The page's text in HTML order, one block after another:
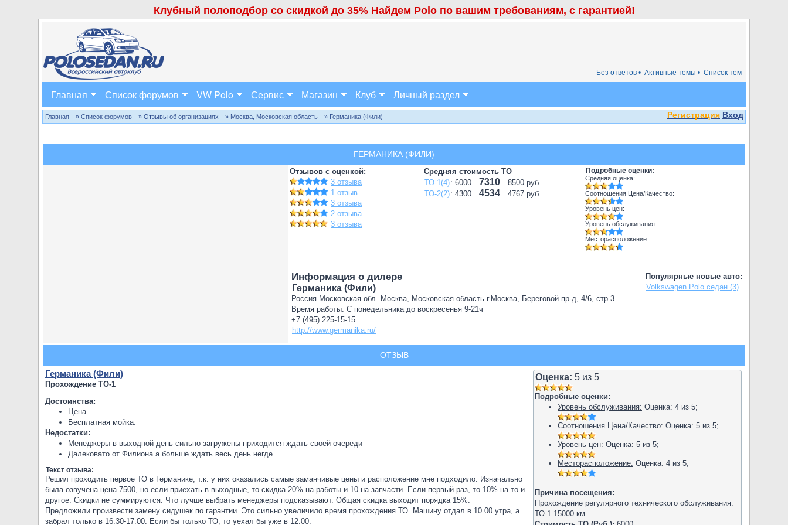
Клубный полоподбор со скидкой до 35% Найдем Polo по вашим требованиям, с гарантией!
Список тем
Активные темы •
Без ответов •
Главная Список форумов VW Polo Сервис Магазин Клуб Личный раздел
Регистрация Вход
Главная » Список форумов » Отзывы об организациях » Москва, Московская область » Германика (Фили)
ГЕРМАНИКА (ФИЛИ)
Отзывов с оценкой:
3 отзыва
1 отзыв
3 отзыва
2 отзыва
3 отзыва
Средняя стоимость ТО
ТО-1(4): 6000...7310...8500 руб.
ТО-2(2): 4300...4534...4767 руб.
Подробные оценки:
Средняя оценка:
Соотношения Цена/Качество:
Уровень цен:
Уровень обслуживания:
Месторасположение:
Популярные новые авто:
Volkswagen Polo седан (3)
Информация о дилере
Германика (Фили)
Россия Московская обл. Москва, Московская область г.Москва, Береговой пр-д, 4/6, стр.3
Время работы: С понедельника до воскресенья 9-21ч
+7 (495) 225-15-15
http://www.germanika.ru/
ОТЗЫВ
Оценка: 5 из 5
Подробные оценки:
Уровень обслуживания: Оценка: 4 из 5;
Соотношения Цена/Качество: Оценка: 5 из 5;
Уровень цен: Оценка: 5 из 5;
Месторасположение: Оценка: 4 из 5;
Причина посещения:
Прохождение регулярного технического обслуживания:
ТО-1 15000 км
Германика (Фили)
Прохождение ТО-1
Достоинства:
Цена
Бесплатная мойка.
Недостатки:
Менеджеры в выходной день сильно загружены приходится ждать своей очереди
Далековато от Филиона а больше ждать весь день негде.
Текст отзыва:
Решил проходить первое ТО в Германике, т.к. у них оказались самые заманчивые цены и расположение мне подходило. Изначально
была озвучена цена 7500, но если приехать в выходные, то скидка 20% на работы и 10 на запчасти. Если первый раз, то 10% на то и
другое. Скидки не суммируются. Что лучше выбрать менеджеры подсказывают. Общая скидка выходит порядка 15%.
Предложили произвести замену сидушек по гарантии. Это сильно увеличило время прохождения ТО. Машину отдал в 10.00 утра, а
забрал только в 16.30-17.00. Если бы только ТО, то уехал бы уже в 12.00.